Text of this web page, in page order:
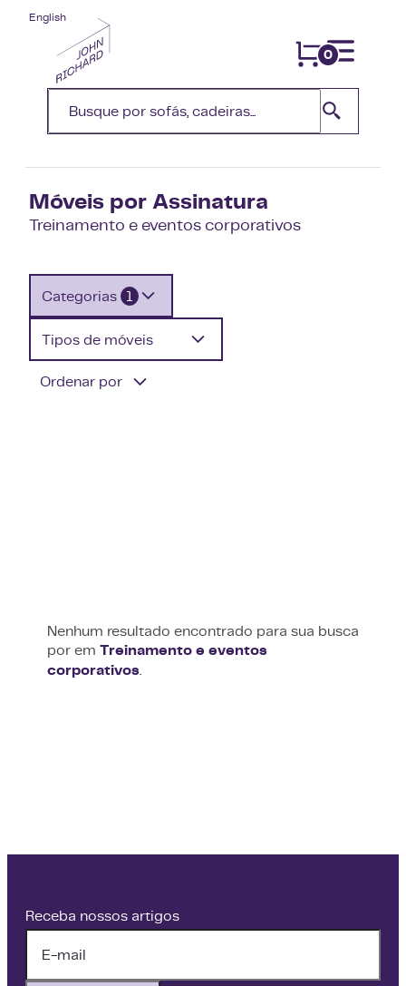
0
English
Móveis por Assinatura
Treinamento e eventos corporativos
Categorias 1
Tipos de móveis
Ordenar por
Nenhum resultado encontrado para sua busca
porem Treinamento e eventos
corporativos.
Receba nossos artigos